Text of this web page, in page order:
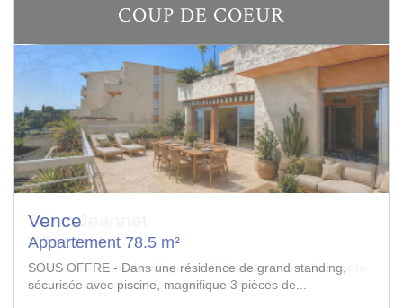
COUP DE COEUR
Saint-Jeannet
Villa 82 m²
Proche du centre du village de St Jeannet, cette charmante
maison de 82 m² sur deux niveaux,offre...